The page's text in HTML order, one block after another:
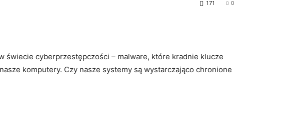
0
171
świecie cyberprzestępczości ​– malware, które kradnie klucze
komputery. Czy nasze systemy są wystarczająco‍ chronione